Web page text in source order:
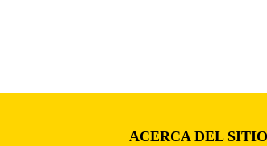
ACERCA DEL SITIO